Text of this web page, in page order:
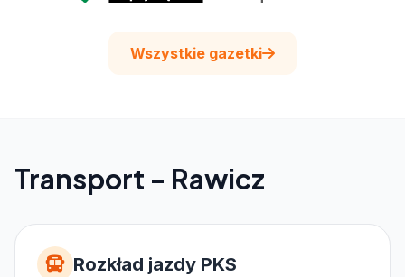
Wszystkie gazetki
Transport - Rawicz
Rozkład jazdy PKS